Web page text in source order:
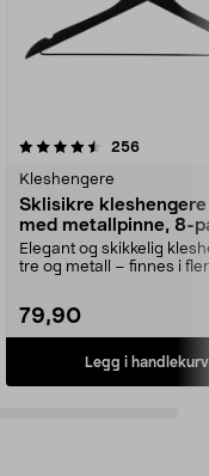
256
Kleshengere
Sklisikre
med metallpinne, 8-
Elegant og skikkelig
tre og metall – finnes i
79,90
Legg i handlekurv
4.5av 5 stjerner